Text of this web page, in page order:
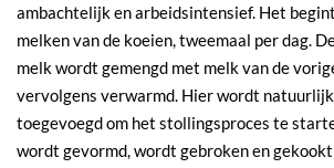
ambachtelijk en arbeidsintensief. Het
melken van de koeien, tweemaal per dag.
melk wordt gemengd met melk van de
vervolgens verwarmd. Hier wordt
toegevoegd om het stollingsproces te
wordt gevormd, wordt gebroken en